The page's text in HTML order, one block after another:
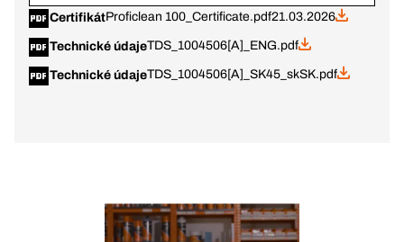
CertifikátProficlean 100_Certificate.pdf21.03.2026
Technické údajeTDS_1004506[A]_ENG.pdf
Technické údajeTDS_1004506[A]_SK45_skSK.pdf